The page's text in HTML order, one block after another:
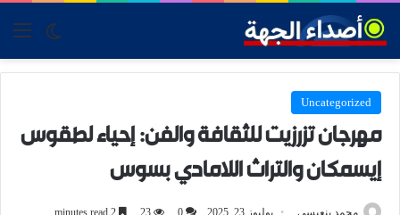
skin
Uncategorized
مهرجان تزرزيت للثقافة والفن: إحياء لطقوس
إيسمكان والتراث اللامادي بسوس
محمد بنعيسى يوليوز 23, 2025 0
23